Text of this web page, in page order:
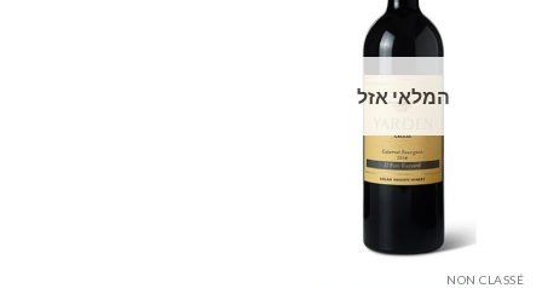
המלאי אזל
NON CLASSÉ